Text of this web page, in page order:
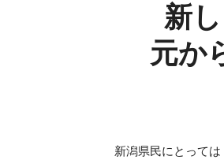
新
元か
新潟県民にとって